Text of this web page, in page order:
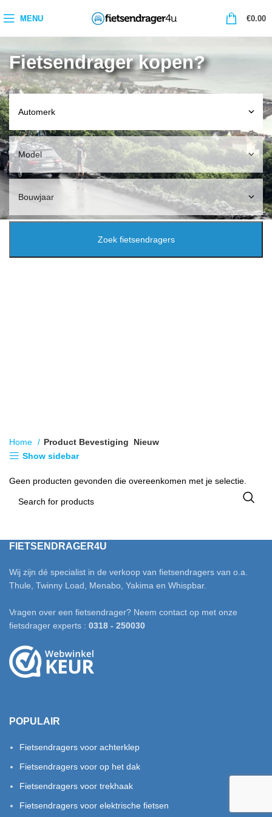
MENU
0
€0.00
Fietsendrager kopen?
Home Product Bevestiging
Nieuw
Show sidebar
Geen producten gevonden die overeenkomen met je selectie.
FIETSENDRAGER4U
Wij zijn dé specialist in de verkoop van fietsendragers van o.a.
Thule, Twinny Load, Menabo, Yakima en Whispbar.
Vragen over een fietsendrager? Neem contact op met onze
fietsdrager experts : 0318 - 250030
POPULAIR
Fietsendragers voor achterklep
Fietsendragers voor op het dak
Fietsendragers voor trekhaak
Fietsendragers voor elektrische fietsen